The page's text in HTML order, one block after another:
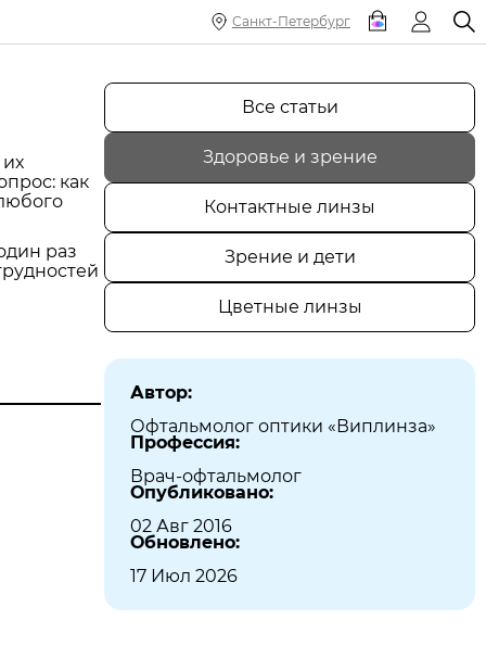
Санкт-Петербург
как
раз
Все статьи
Здоровье и зрение
Контактные линзы
Зрение и дети
Цветные линзы
Автор:
Офтальмолог оптики «Виплинза»
Профессия:
Врач-офтальмолог
Опубликовано:
02 Авг 2016
Обновлено:
17 Июл 2026